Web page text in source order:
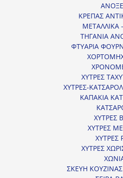
ΚΡΕΠΑΣ
ΜΕΤΑΛΛΙΚΑ
ΤΗΓΑΝΙΑ
ΦΤΥΑΡΙΑ
ΧΥΤΡΕΣ
ΧΥΤΡΕΣ-
ΚΑΠΑΚΙΑ
ΧΥΤΡΕΣ
ΧΥΤΡΕΣ
ΧΥΤΡΕΣ
ΧΥΤΡΕΣ
ΣΚΕΥΗ